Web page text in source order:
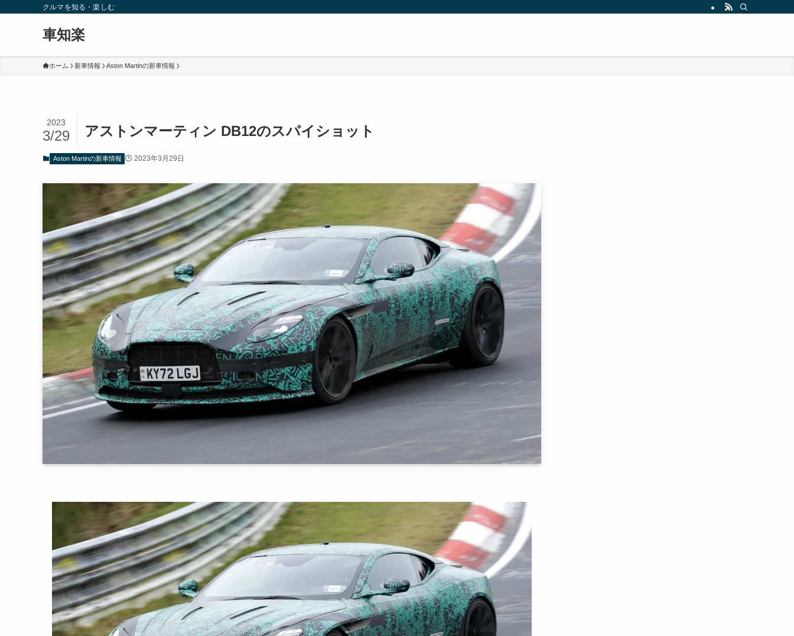
クルマを知る・楽しむ
車知楽
ホーム 新車情報 Aston Martinの新車情報
アストンマーティン DB12のスパイショット
2023
3/29
Aston Martinの新車情報 2023年3月29日